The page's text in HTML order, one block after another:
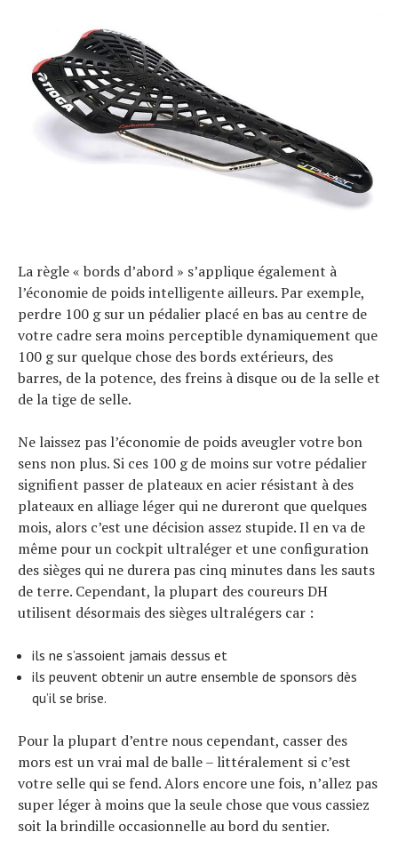
La règle « bords d’abord » s’applique également à
l’économie de poids intelligente ailleurs. Par exemple,
perdre 100 g sur un pédalier placé en bas au centre de
votre cadre sera moins perceptible dynamiquement que
100 g sur quelque chose des bords extérieurs, des
barres, de la potence, des freins à disque ou de la selle et
de la tige de selle.
Ne laissez pas l’économie de poids aveugler votre bon
sens non plus. Si ces 100 g de moins sur votre pédalier
signifient passer de plateaux en acier résistant à des
plateaux en alliage léger qui ne dureront que quelques
mois, alors c’est une décision assez stupide. Il en va de
même pour un cockpit ultraléger et une configuration
des sièges qui ne durera pas cinq minutes dans les sauts
de terre. Cependant, la plupart des coureurs DH
utilisent désormais des sièges ultralégers car :
ils ne s’assoient jamais dessus et
ils peuvent obtenir un autre ensemble de sponsors dès
qu’il se brise.
Pour la plupart d’entre nous cependant, casser des
mors est un vrai mal de balle – littéralement si c’est
votre selle qui se fend. Alors encore une fois, n’allez pas
super léger à moins que la seule chose que vous cassiez
soit la brindille occasionnelle au bord du sentier.